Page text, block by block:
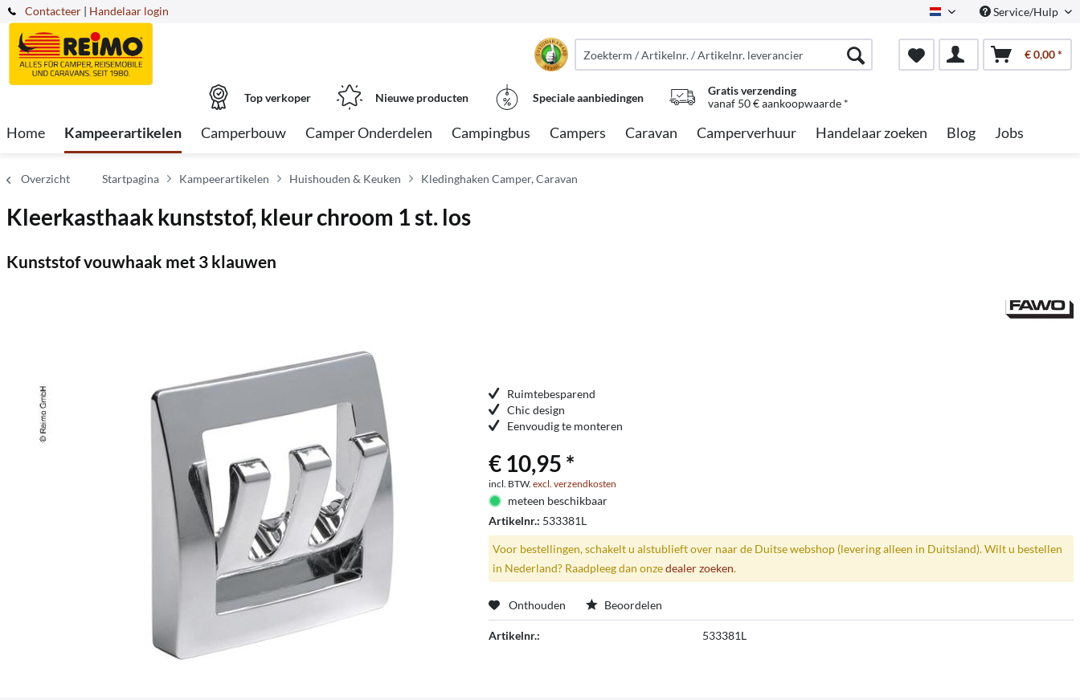
Contacteer Dutch Service/Hulp
| Handelaar login
€ 0,00 *
Top verkoper Nieuwe producten Speciale aanbiedingen
Gratis verzending
vanaf 50 € aankoopwaarde *
Home Kampeerartikelen Camperbouw Camper Onderdelen Campingbus Campers Caravan Camperverhuur Handelaar zoeken Blog Jobs
Overzicht Startpagina Kampeerartikelen Huishouden & Keuken Kledinghaken Camper, Caravan
Kleerkasthaak kunststof, kleur chroom 1 st. los
Kunststof vouwhaak met 3 klauwen
Ruimtebesparend
Chic design
Eenvoudig te monteren
€ 10,95 *
incl. BTW.excl. verzendkosten
meteen beschikbaar
Artikelnr.: 533381L
Voor bestellingen, schakelt u alstublieft over naar de Duitse webshop (levering alleen in Duitsland). Wilt u bestellen
in Nederland? Raadpleeg dan onzedealer zoeken.
Onthouden Beoordelen
Artikelnr.: 533381L